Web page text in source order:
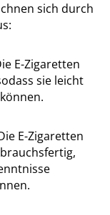
sich durch
E-Zigaretten
sie leicht
E-Zigaretten